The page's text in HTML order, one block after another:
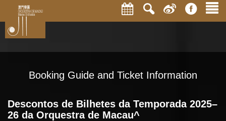
Booking Guide and Ticket Information
Descontos de Bilhetes da Temporada 2025–
26 da Orquestra de Macau^